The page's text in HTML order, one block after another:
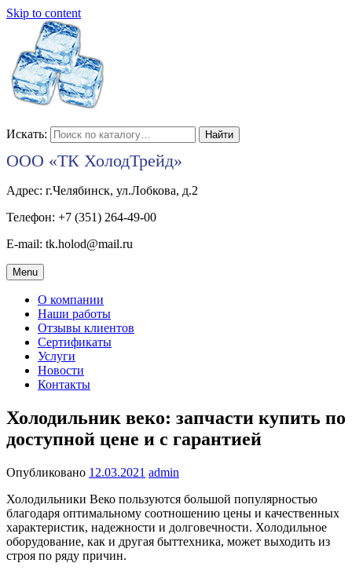
Skip to content
Искать:
ООО «ТК ХолодТрейд»
Адрес: г.Челябинск, ул.Лобкова, д.2
Телефон: +7 (351) 264-49-00
E-mail: tk.holod@mail.ru
Menu
О компании
Наши работы
Отзывы клиентов
Сертификаты
Услуги
Новости
Контакты
Холодильник веко: запчасти купить по
доступной цене и с гарантией
Опубликовано 12.03.2021 admin
Холодильники Веко пользуются большой популярностью
благодаря оптимальному соотношению цены и качественных
характеристик, надежности и долговечности. Холодильное
оборудование, как и другая быттехника, может выходить из
строя по ряду причин.